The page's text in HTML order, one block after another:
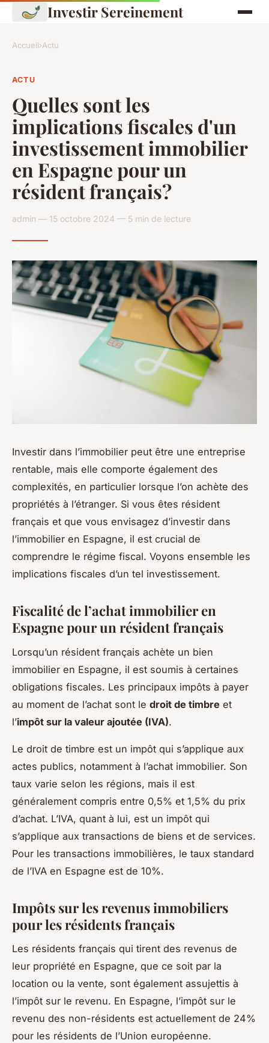
Investir Sereinement
Accueil›Actu
ACTU
Quelles sont les
implications fiscales d'un
investissement immobilier
en Espagne pour un
résident français?
admin — 15 octobre 2024 — 5 min de lecture
Investir dans l’immobilier peut être une entreprise
rentable, mais elle comporte également des
complexités, en particulier lorsque l’on achète des
propriétés à l’étranger. Si vous êtes résident
français et que vous envisagez d’investir dans
l’immobilier en Espagne, il est crucial de
comprendre le régime fiscal. Voyons ensemble les
implications fiscales d’un tel investissement.
Fiscalité de l’achat immobilier en
Espagne pour un résident français
Lorsqu’un résident français achète un bien
immobilier en Espagne, il est soumis à certaines
obligations fiscales. Les principaux impôts à payer
au moment de l’achat sont le droit de timbre et
l’impôt sur la valeur ajoutée (IVA).
Le droit de timbre est un impôt qui s’applique aux
actes publics, notamment à l’achat immobilier. Son
taux varie selon les régions, mais il est
généralement compris entre 0,5% et 1,5% du prix
d’achat. L’IVA, quant à lui, est un impôt qui
s’applique aux transactions de biens et de services.
Pour les transactions immobilières, le taux standard
de l’IVA en Espagne est de 10%.
Impôts sur les revenus immobiliers
pour les résidents français
Les résidents français qui tirent des revenus de
leur propriété en Espagne, que ce soit par la
location ou la vente, sont également assujettis à
l’impôt sur le revenu. En Espagne, l’impôt sur le
revenu des non-résidents est actuellement de 24%
pour les résidents de l’Union européenne.